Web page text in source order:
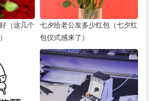
（这几个
七夕给老公发多少红包（七夕红
包仪式感来了）